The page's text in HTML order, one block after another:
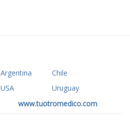
Argentina
Chile
USA
Uruguay
www.tuotromedico.com